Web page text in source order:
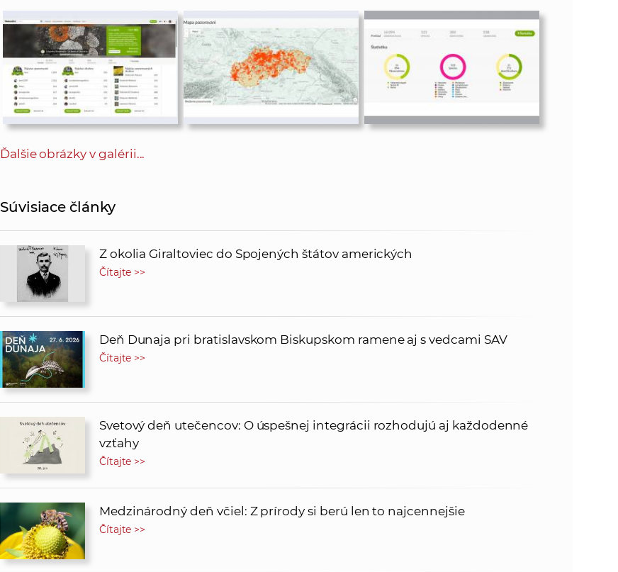
Ďalšie obrázky v galérii...
Súvisiace články
Z okolia Giraltoviec do Spojených štátov amerických
Čítajte >>
Deň Dunaja pri bratislavskom Biskupskom ramene aj s vedcami SAV
Čítajte >>
Svetový deň utečencov: O úspešnej integrácii rozhodujú aj každodenné
vzťahy
Čítajte >>
Medzinárodný deň včiel: Z prírody si berú len to najcennejšie
Čítajte >>